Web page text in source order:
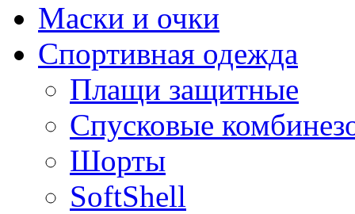
Маски и очки
Спортивная одежда
Плащи защитные
Спусковые
Шорты
SoftShell